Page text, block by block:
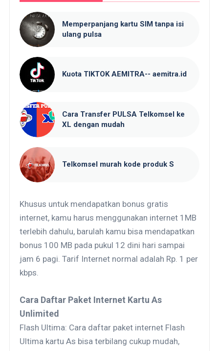
Memperpanjang kartu SIM tanpa isi
ulang pulsa
Kuota TIKTOK AEMITRA-- aemitra.id
Cara Transfer PULSA Telkomsel ke
XL dengan mudah
Telkomsel murah kode produk S
Khusus untuk mendapatkan bonus gratis
internet, kamu harus menggunakan internet 1MB
terlebih dahulu, barulah kamu bisa mendapatkan
bonus 100 MB pada pukul 12 dini hari sampai
jam 6 pagi. Tarif Internet normal adalah Rp. 1 per
kbps.
Cara Daftar Paket Internet Kartu As
Unlimited
Flash Ultima: Cara daftar paket internet Flash
Ultima kartu As bisa terbilang cukup mudah,